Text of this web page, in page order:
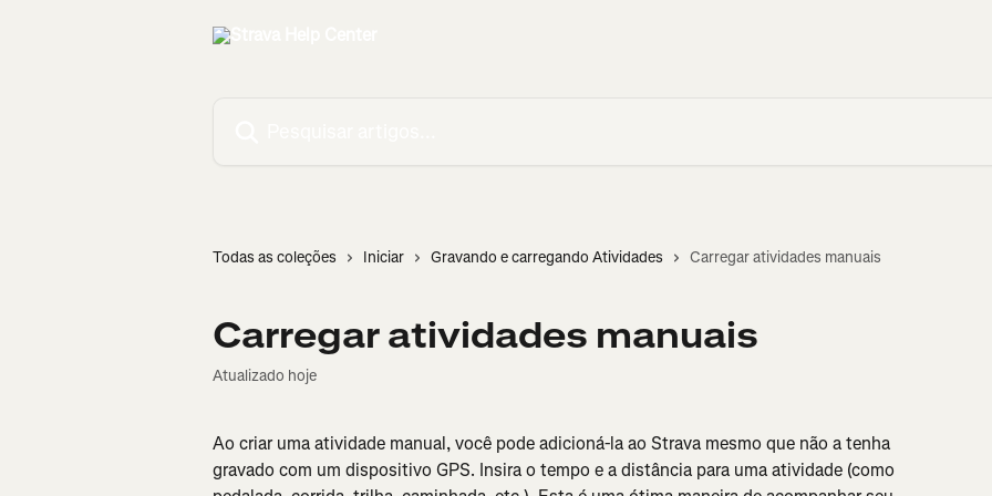
Todas as coleções Iniciar Gravando e carregando Atividades Carregar atividades manuais
Carregar atividades manuais
Atualizado hoje
Ao criar uma atividade manual, você pode adicioná-la ao Strava mesmo que não a tenha
gravado com um dispositivo GPS. Insira o tempo e a distância para uma atividade (como